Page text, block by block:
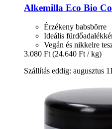
Alkemilla Eco Bio
Érzékeny babsbõrre
Ideális
Vegán és nikkelre
3.080 Ft (24.640 Ft / kg)
Szállítás eddig: augusztus